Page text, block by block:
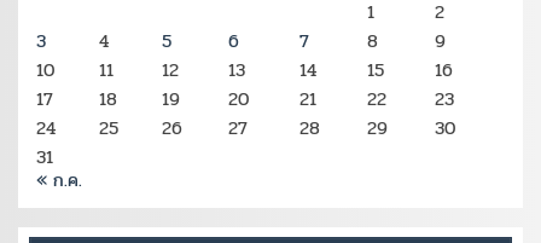
1
2
3
4 5 6 7 8
9
10
11 12 13 14 15
16
17
18 19 20 21 22
23
24
25 26 27 28 29
30
31
« ก.ค.